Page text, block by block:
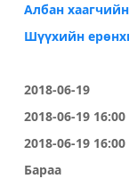
Албан
Шүүхийн
2018-06-19
2018-06-19 16:00
2018-06-19 16:00
Бараа